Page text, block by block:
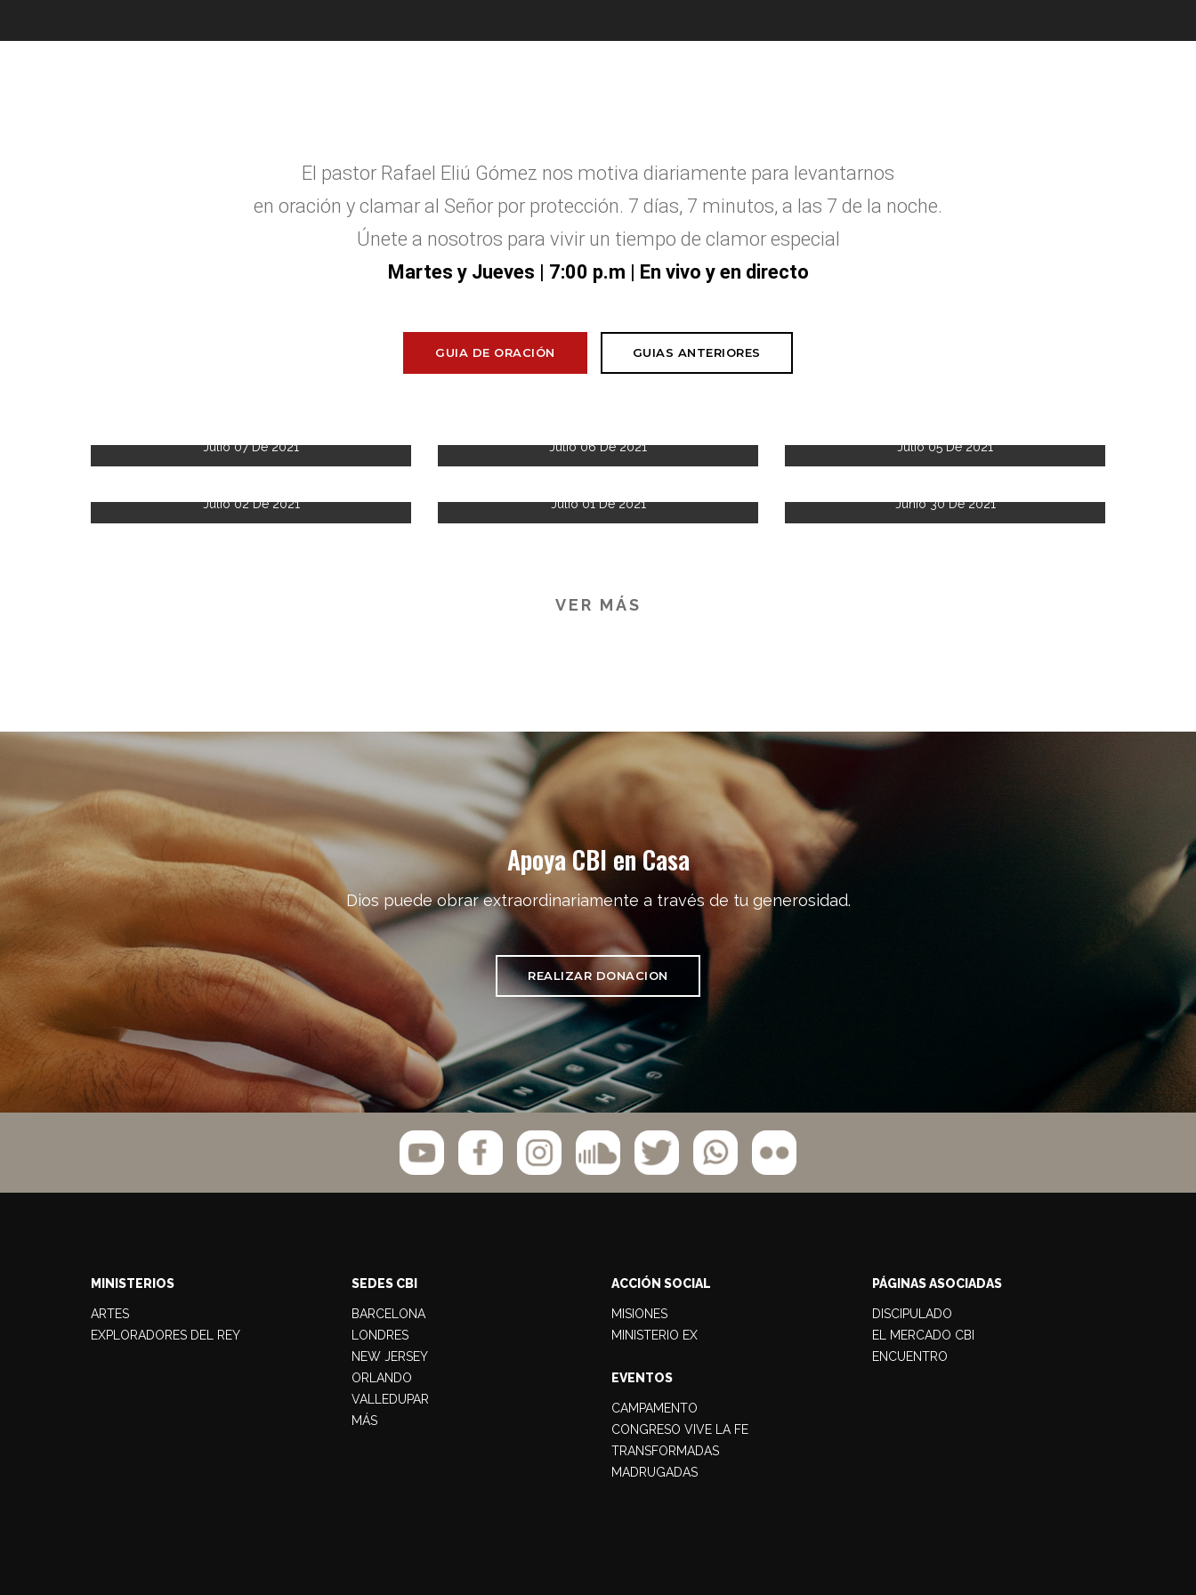
El pastor Rafael Eliú Gómez nos motiva diariamente para levantarnos
en oración y clamar al Señor por protección. 7 días, 7 minutos, a las 7 de la noche.
Únete a nosotros para vivir un tiempo de clamor especial
Martes y Jueves | 7:00 p.m | En vivo y en directo
GUIA DE ORACIÓN GUIAS ANTERIORES
Julio 07 De 2021 Julio 06 De 2021 Julio 05 De 2021
Julio 02 De 2021 Julio 01 De 2021 Junio 30 De 2021
VER MÁS
Apoya CBI en Casa
Dios puede obrar extraordinariamente a través de tu generosidad.
REALIZAR DONACION
MINISTERIOS
ARTES
EXPLORADORES DEL REY
SEDES CBI
BARCELONA
LONDRES
NEW JERSEY
ORLANDO
VALLEDUPAR
MÁS
ACCIÓN SOCIAL
MISIONES
MINISTERIO EX
EVENTOS
CAMPAMENTO
CONGRESO VIVE LA FE
TRANSFORMADAS
MADRUGADAS
PÁGINAS ASOCIADAS
DISCIPULADO
EL MERCADO CBI
ENCUENTRO